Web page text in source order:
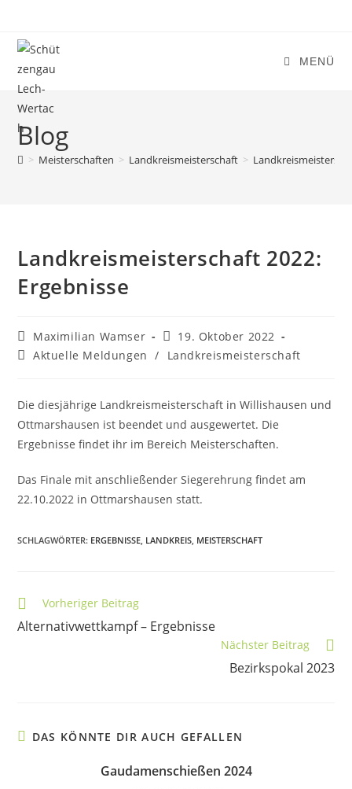
springen
MENÜ
Blog
> Meisterschaften > Landkreismeisterschaft >
Landkreismeisterschaft 2022:
Ergebnisse
Beitrags-
Autor:
Maximilian Wamser
Beitrag
veröffentlicht:
19. Oktober 2022
Beitrags-
Aktuelle Meldungen / Landkreismeisterschaft
Die diesjährige Landkreismeisterschaft in Willishausen und
Ottmarshausen ist beendet und ausgewertet. Die
Ergebnisse findet ihr im Bereich Meisterschaften.
Das Finale mit anschließender Siegerehrung findet am
22.10.2022 in Ottmarshausen statt.
SCHLAGWÖRTER: ERGEBNISSE, LANDKREIS, MEISTERSCHAFT
Weitere
Artikel
ansehen
Vorheriger Beitrag
Alternativwettkampf – Ergebnisse
Nächster Beitrag
Bezirkspokal 2023
DAS KÖNNTE DIR AUCH GEFALLEN
Gaudamenschießen 2024